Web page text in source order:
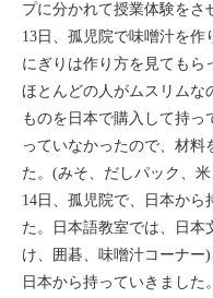
ネパール
バリ
ベトナム
マルタ島
モンゴル
ジョグジャ
プに分かれて授業体験をさ
13日、孤児院で味噌汁を
にぎりは作り方を見てもら
ほとんどの人がムスリムな
ものを日本で購入して持っ
っていなかったので、材料
た。(みそ、だしパック、
14日、孤児院で、日本から
た。日本語教室では、日本
け、囲碁、味噌汁コーナー
日本から持っていきまし